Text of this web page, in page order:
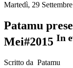
Martedì, 29
Patamu
Mei#2015 In
Scritto da Patamu